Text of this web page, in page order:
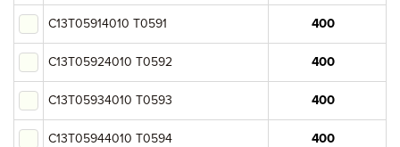
C13T05914010 T0591
C13T05924010 T0592
C13T05934010 T0593
C13T05944010 T0594